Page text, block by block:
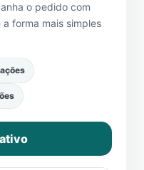
o pedido com
forma mais simples